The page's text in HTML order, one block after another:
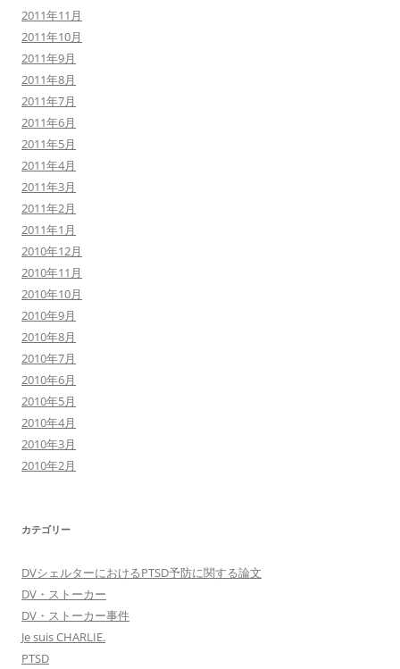
2011年11月
2011年10月
2011年9月
2011年8月
2011年7月
2011年6月
2011年5月
2011年4月
2011年3月
2011年2月
2011年1月
2010年12月
2010年11月
2010年10月
2010年9月
2010年8月
2010年7月
2010年6月
2010年5月
2010年4月
2010年3月
2010年2月
カテゴリー
DVシェルターにおけるPTSD予防に関する論文
DV・ストーカー
DV・ストーカー事件
Je suis CHARLIE.
PTSD